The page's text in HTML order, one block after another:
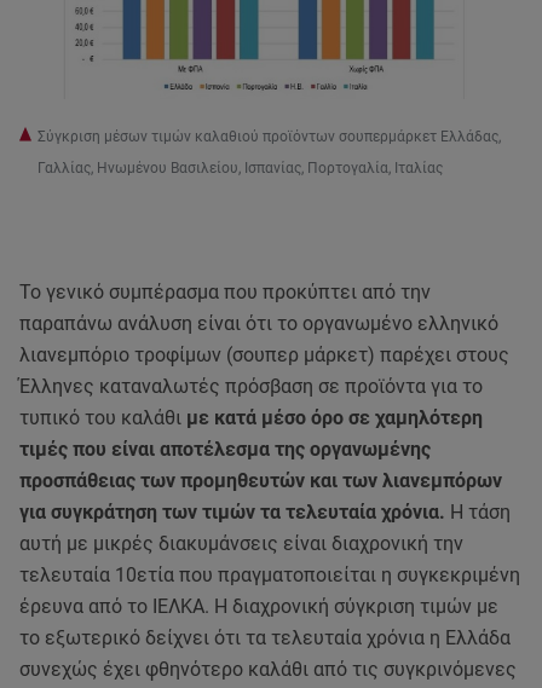
Σύγκριση μέσων τιμών καλαθιού προϊόντων σουπερμάρκετ Ελλάδας,
Γαλλίας, Ηνωμένου Βασιλείου, Ισπανίας, Πορτογαλία, Ιταλίας
Το γενικό συμπέρασμα που προκύπτει από την
παραπάνω ανάλυση είναι ότι το οργανωμένο ελληνικό
λιανεμπόριο τροφίμων (σουπερ μάρκετ) παρέχει στους
Έλληνες καταναλωτές πρόσβαση σε προϊόντα για το
τυπικό του καλάθι με κατά μέσο όρο σε χαμηλότερη
τιμές που είναι αποτέλεσμα της οργανωμένης
προσπάθειας των προμηθευτών και των λιανεμπόρων
για συγκράτηση των τιμών τα τελευταία χρόνια. Η τάση
αυτή με μικρές διακυμάνσεις είναι διαχρονική την
τελευταία 10ετία που πραγματοποιείται η συγκεκριμένη
έρευνα από το ΙΕΛΚΑ. Η διαχρονική σύγκριση τιμών με
το εξωτερικό δείχνει ότι τα τελευταία χρόνια η Ελλάδα
συνεχώς έχει φθηνότερο καλάθι από τις συγκρινόμενες